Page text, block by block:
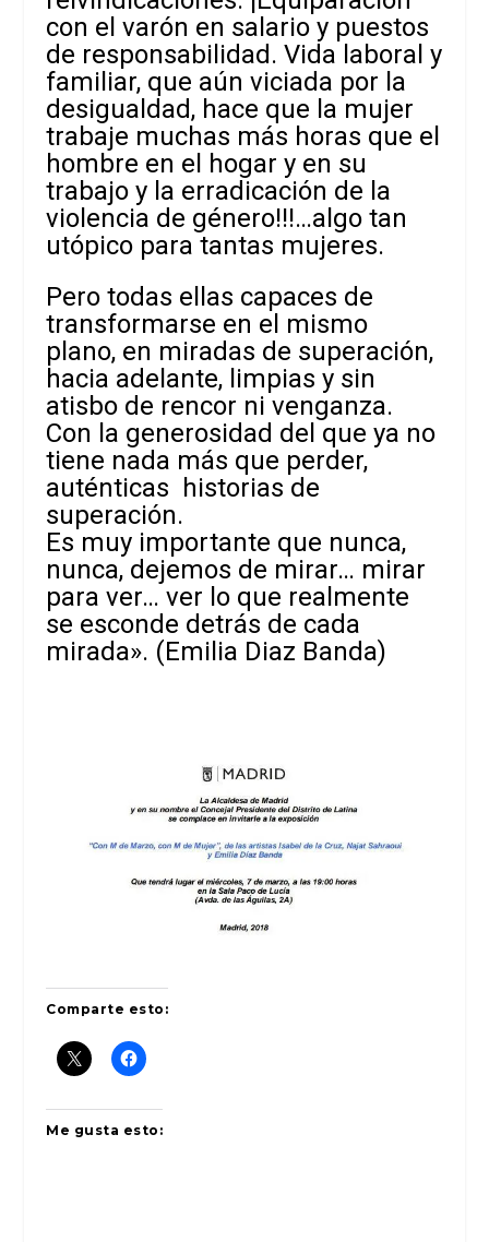
con el varón en salario y puestos
de responsabilidad. Vida laboral y
familiar, que aún viciada por la
desigualdad, hace que la mujer
trabaje muchas más horas que el
hombre en el hogar y en su
trabajo y la erradicación de la
violencia de género!!!…algo tan
utópico para tantas mujeres.
Pero todas ellas capaces de
transformarse en el mismo
plano, en miradas de superación,
hacia adelante, limpias y sin
atisbo de rencor ni venganza.
Con la generosidad del que ya no
tiene nada más que perder,
auténticas historias de
superación.
Es muy importante que nunca,
nunca, dejemos de mirar… mirar
para ver… ver lo que realmente
se esconde detrás de cada
mirada». (Emilia Diaz Banda)
Comparte esto:
Me gusta esto: